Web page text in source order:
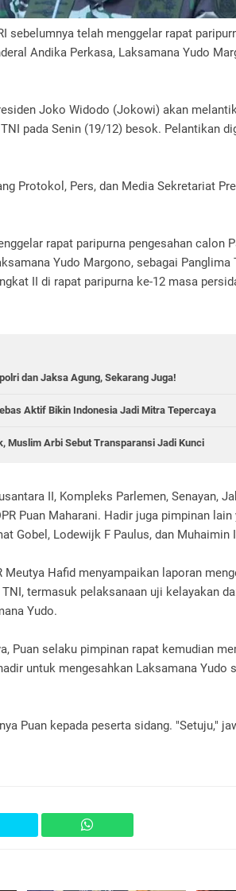
sebelumnya telah menggelar rapat
Andika Perkasa, Laksamana Yudo
Joko Widodo (Jokowi) akan
pada Senin (19/12) besok. Pelantikan
Protokol, Pers, dan Media Sekretariat
rapat paripurna pengesahan calon
Yudo Margono, sebagai Panglima
II di rapat paripurna ke-12 masa
dan Jaksa Agung, Sekarang Juga!
Aktif Bikin Indonesia Jadi Mitra Tepercaya
Muslim Arbi Sebut Transparansi Jadi Kunci
II, Kompleks Parlemen, Senayan,
Puan Maharani. Hadir juga pimpinan lain
Gobel, Lodewijk F Paulus, dan Muhaimin
Meutya Hafid menyampaikan laporan
termasuk pelaksanaan uji kelayakan
Yudo.
Puan selaku pimpinan rapat kemudian
untuk mengesahkan Laksamana Yudo
Puan kepada peserta sidang. "Setuju,"